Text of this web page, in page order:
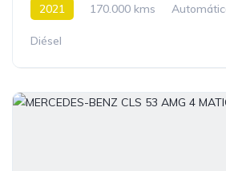
2021 170.000 kms
Diésel